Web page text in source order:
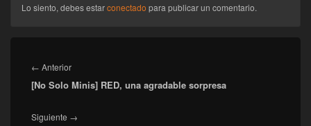
Lo siento, debes estarconectado para publicar un comentario.
de
entradas
← AnteriorEntrada
anterior:
[No Solo Minis] RED, una agradable sorpresa
Siguiente →